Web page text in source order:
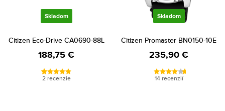
Skladom
Citizen Eco-Drive CA0690-88L
188,75 €
2 recenzie
Skladom
Citizen Promaster BN0150-10E
235,90 €
14 recenzií